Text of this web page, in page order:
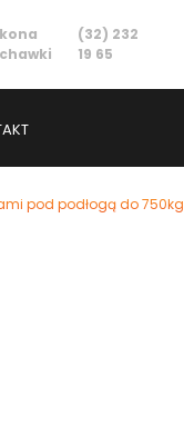
(32) 232
19 65
pod podłogą do 750kg